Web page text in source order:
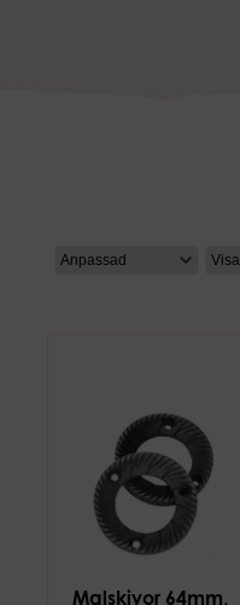
Malskivor 64mm,